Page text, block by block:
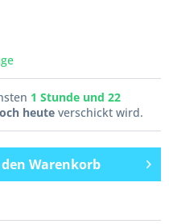
1 Stunde und 22
heute verschickt wird.
Warenkorb